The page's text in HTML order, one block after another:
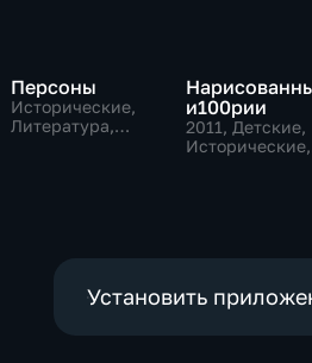
Персоны
Исторические,
Литература,
и100рии
2011, Детские,
Исторические,
Установить